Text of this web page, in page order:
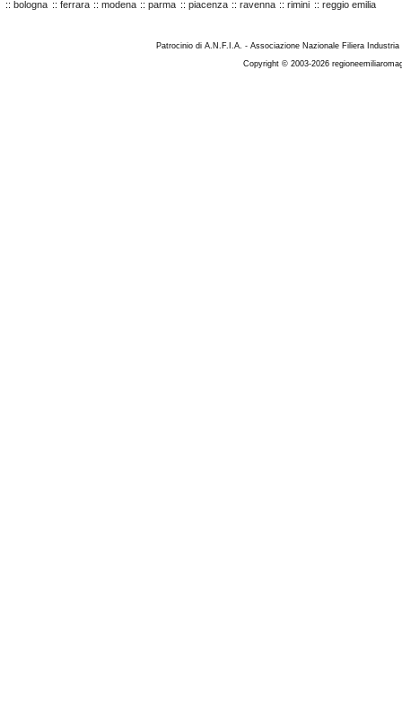
:: bologna :: ferrara :: modena :: parma :: piacenza :: ravenna :: rimini :: reggio emilia
Patrocinio di A.N.F.I.A. - Associazione Nazionale Filiera
Copyright © 2003-2026